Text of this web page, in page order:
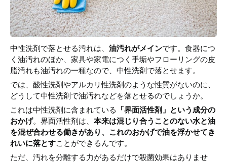
中性洗剤で落とせる汚れは、 油汚れがメインです。食器につ
く油汚れのほか、家具や家電につく手垢やフローリングの皮
脂汚れも油汚れの一種なので、中性洗剤で落とせます。
では、酸性洗剤やアルカリ性洗剤のような性質がないのに、
どうして中性洗剤で油汚れなどを落とせるのでしょうか。
これは中性洗剤に含まれている
「界面活性剤」という成分の
おかげ。界面活性剤は、 本来は混じり合うことのない水と油
を混ぜ合わせる働きがあり、これのおかげで油を浮かせてき
れいに落とすことができるんです。
ただ、汚れを分離する力があるだけで殺菌効果はありませ